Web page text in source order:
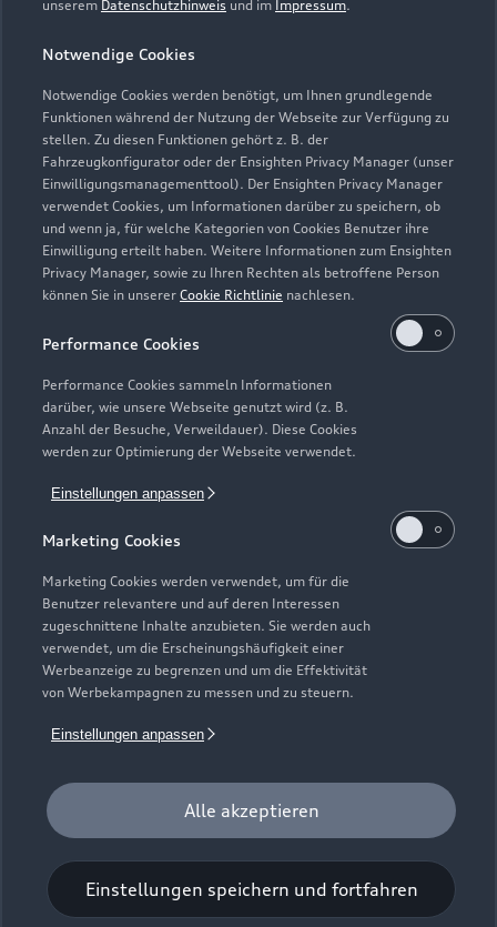
unserem Datenschutzhinweis und im Impressum.
Notwendige Cookies
Notwendige Cookies werden benötigt, um Ihnen grundlegende
Funktionen während der Nutzung der Webseite zur Verfügung zu
stellen. Zu diesen Funktionen gehört z. B. der
Fahrzeugkonfigurator oder der Ensighten Privacy Manager (unser
Einwilligungsmanagementtool). Der Ensighten Privacy Manager
verwendet Cookies, um Informationen darüber zu speichern, ob
und wenn ja, für welche Kategorien von Cookies Benutzer ihre
Einwilligung erteilt haben. Weitere Informationen zum Ensighten
Privacy Manager, sowie zu Ihren Rechten als betroffene Person
können Sie in unserer Cookie Richtlinie nachlesen.
Performance Cookies
Performance Cookies sammeln Informationen
darüber, wie unsere Webseite genutzt wird (z. B.
Anzahl der Besuche, Verweildauer). Diese Cookies
werden zur Optimierung der Webseite verwendet.
Einstellungen anpassen
Marketing Cookies
Marketing Cookies werden verwendet, um für die
Benutzer relevantere und auf deren Interessen
zugeschnittene Inhalte anzubieten. Sie werden auch
verwendet, um die Erscheinungshäufigkeit einer
Werbeanzeige zu begrenzen und um die Effektivität
von Werbekampagnen zu messen und zu steuern.
Einstellungen anpassen
Alle akzeptieren
Einstellungen speichern und fortfahren
Zurück nach oben
Modelle
Alle Modelle
Modelle vergleichen
Elektromodelle
Plug-in-Hybride
Kaufen & leasen
Gebrauchtwagensuche
Gebrauchtwagen
Finanzierung
Aktionen & Angebote
Geschäftskunden
Service & Zubehör
Audi Services
Garantie
Audi digital services
myAudi
Kundenservice
Audi Online Beratung
Online-Terminvereinbarung
Servicekontakt
Bordbuch & Bedienungsanleitungen
Verträge kündigen
Über Audi
Unternehmen
Karriere
Investor Relations
Presse & Media Center
Datenschutz
© 2026 AUDI AG. Alle Rechte vorbehalten
Impressum Rechtliches
Hinweisgebersystem
Datenschutzinformation
Digital Services Act
EU Data Act
Der Umfang des Audi CarCheck wird gegebenenfalls
fahrzeugindividuell (bzgl. Motoröl und Ladeequipment)
angepasst.